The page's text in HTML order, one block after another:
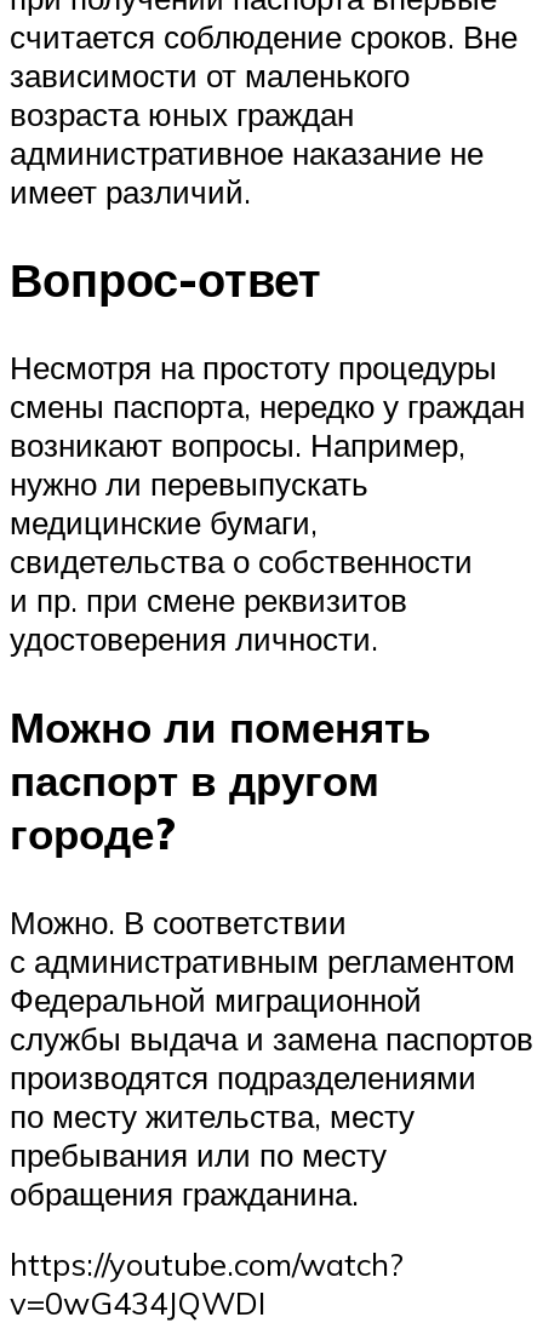
считается соблюдение сроков. Вне
зависимости от маленького
возраста юных граждан
административное наказание не
имеет различий.
Вопрос-ответ
Несмотря на простоту процедуры
смены паспорта, нередко у граждан
возникают вопросы. Например,
нужно ли перевыпускать
медицинские бумаги,
свидетельства о собственности
и пр. при смене реквизитов
удостоверения личности.
Можно ли поменять
паспорт в другом
городе?
Можно. В соответствии
с административным регламентом
Федеральной миграционной
службы выдача и замена паспортов
производятся подразделениями
по месту жительства, месту
пребывания или по месту
обращения гражданина.
https://youtube.com/watch?
v=0wG434JQWDI